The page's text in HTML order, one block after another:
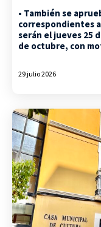
• También se
correspondientes
serán el jueves 25
de octubre, con
29 julio 2026